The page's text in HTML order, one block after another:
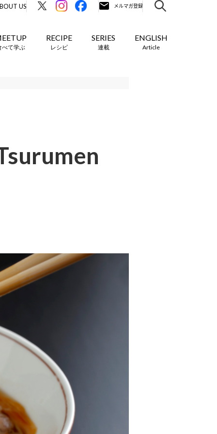
US
べて学ぶ
RECIPE
レシピ
SERIES
連載
ENGLISH
Article